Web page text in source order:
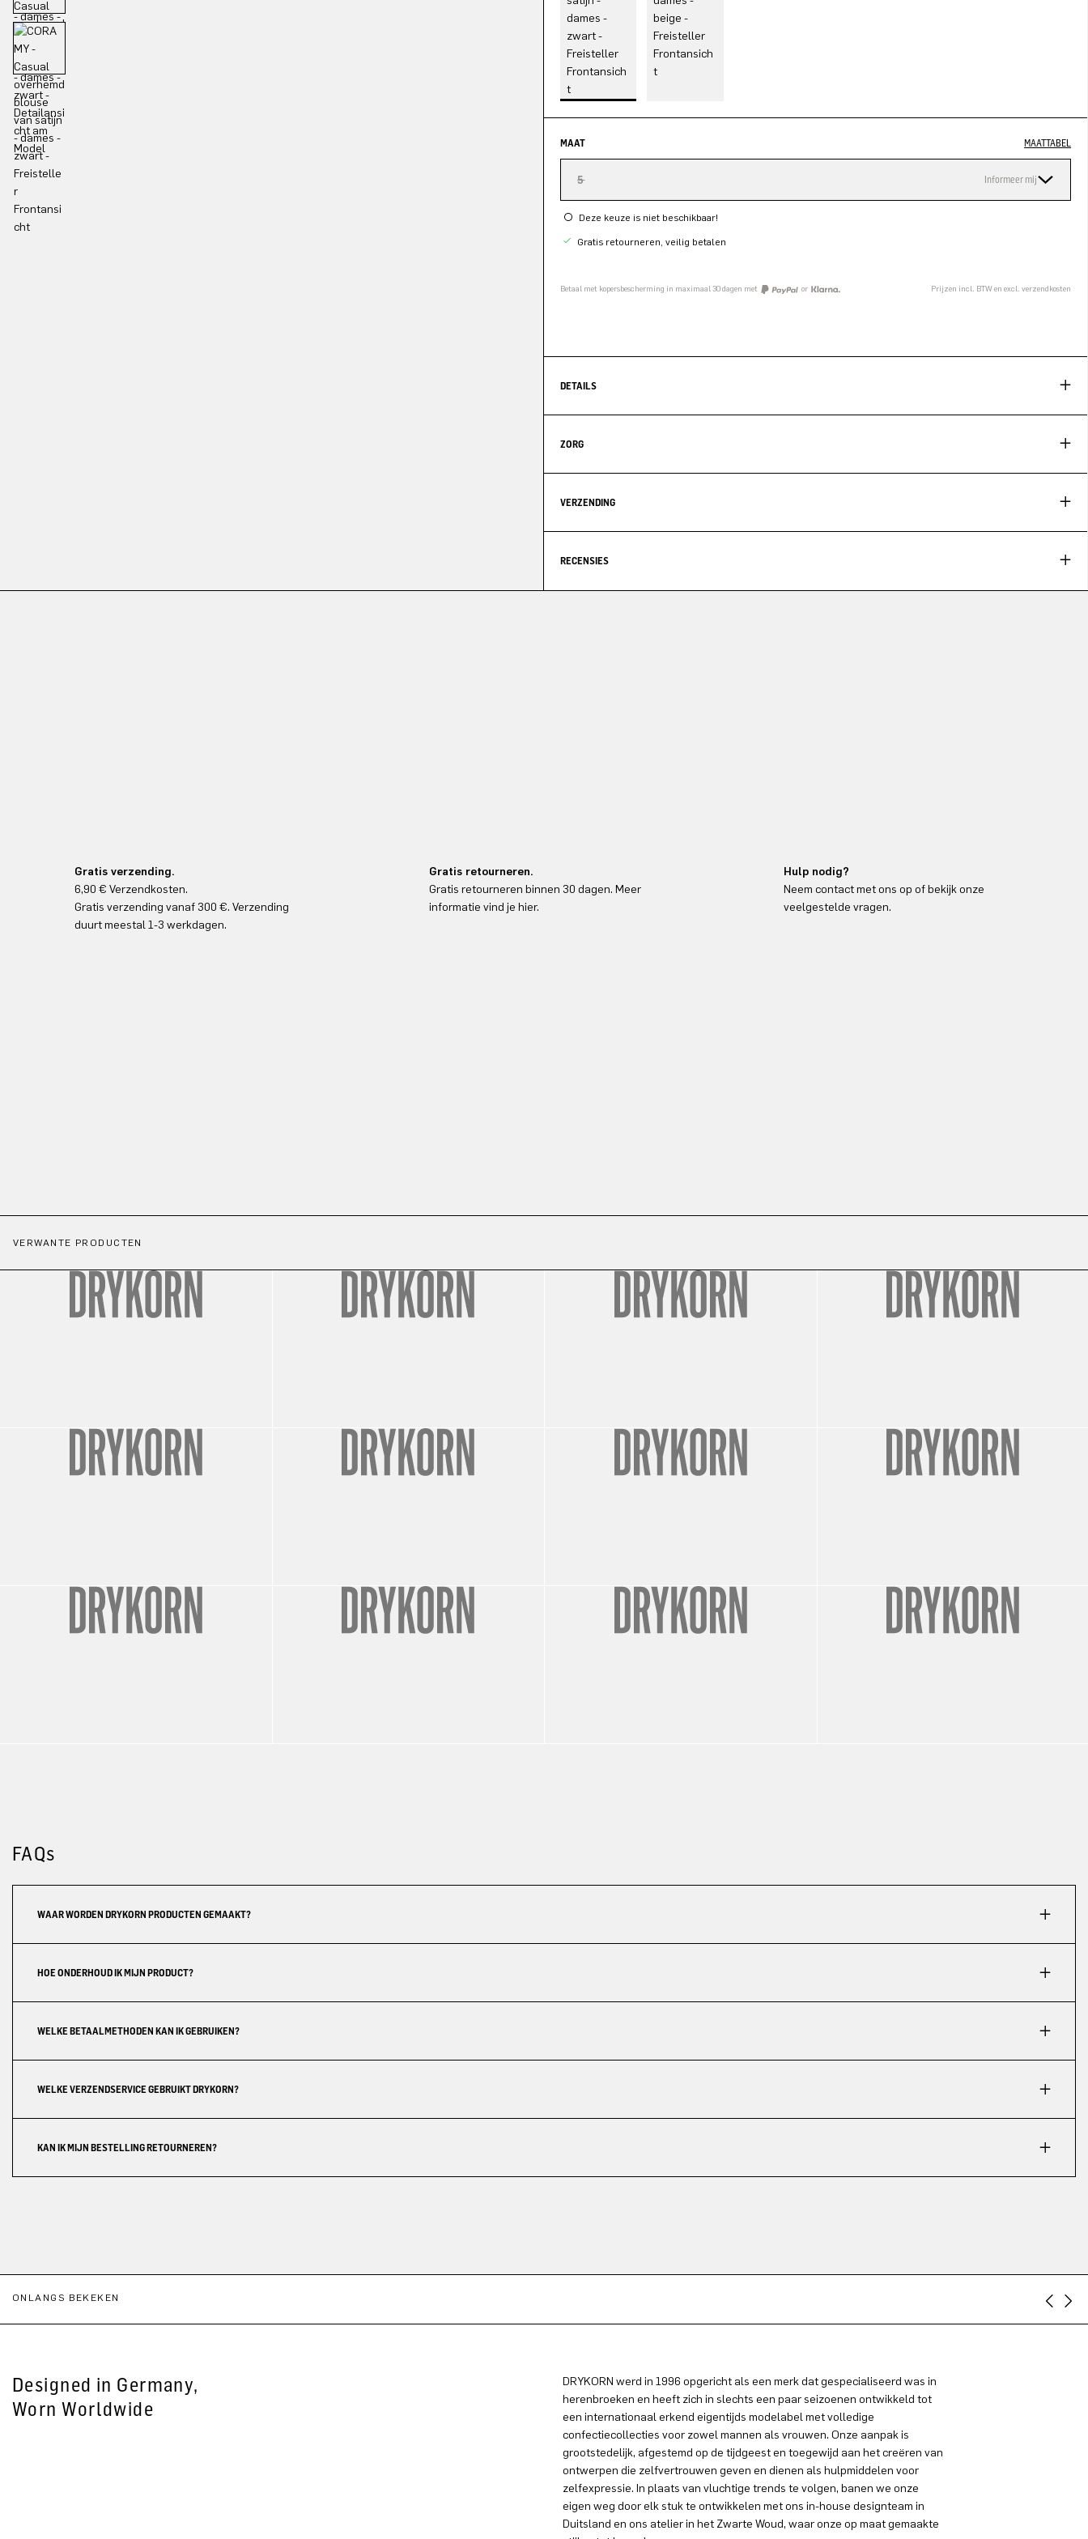
MAAT MAATTABEL
5 Informeer mij
Deze keuze is niet beschikbaar!
Gratis retourneren, veilig betalen
Betaal met kopersbescherming in maximaal 30 dagen met or Prijzen incl. BTW en excl. verzendkosten
DETAILS
ZORG
VERZENDING
RECENSIES
Gratis verzending.
6,90 € Verzendkosten.
Gratis verzending vanaf 300 €. Verzending
duurt meestal 1-3 werkdagen.
Gratis retourneren.
Gratis retourneren binnen 30 dagen. Meer
informatie vind je hier.
Hulp nodig?
Neem contact met ons op of bekijk onze
veelgestelde vragen.
VERWANTE PRODUCTEN
FAQs
WAAR WORDEN DRYKORN PRODUCTEN GEMAAKT?
HOE ONDERHOUD IK MIJN PRODUCT?
WELKE BETAALMETHODEN KAN IK GEBRUIKEN?
WELKE VERZENDSERVICE GEBRUIKT DRYKORN?
KAN IK MIJN BESTELLING RETOURNEREN?
ONLANGS BEKEKEN
Designed in Germany,
Worn Worldwide
DRYKORN werd in 1996 opgericht als een merk dat gespecialiseerd was in
herenbroeken en heeft zich in slechts een paar seizoenen ontwikkeld tot
een internationaal erkend eigentijds modelabel met volledige
confectiecollecties voor zowel mannen als vrouwen. Onze aanpak is
grootstedelijk, afgestemd op de tijdgeest en toegewijd aan het creëren van
ontwerpen die zelfvertrouwen geven en dienen als hulpmiddelen voor
zelfexpressie. In plaats van vluchtige trends te volgen, banen we onze
eigen weg door elk stuk te ontwikkelen met ons in-house designteam in
Duitsland en ons atelier in het Zwarte Woud, waar onze op maat gemaakte